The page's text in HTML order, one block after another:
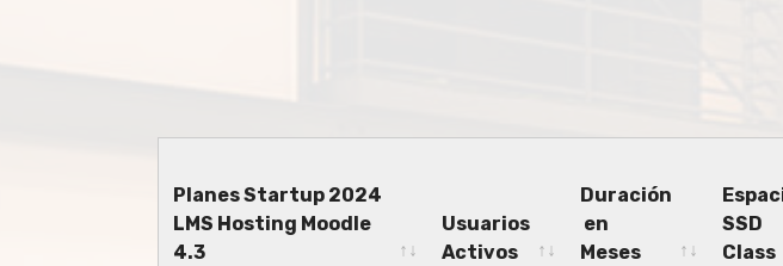
Planes Startup 2024
LMS Hosting Moodle
4.3
Usuarios
Activos
Duración
en
Meses
SSD
Class